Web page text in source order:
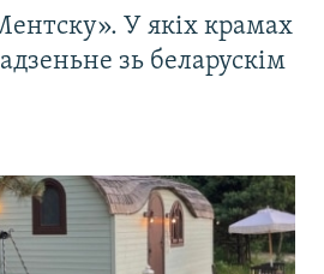
У якіх крамах
зь беларускім